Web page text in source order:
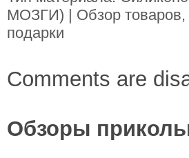
МОЗГИ) | Обзор товаров,
подарки
Comments are
Обзоры